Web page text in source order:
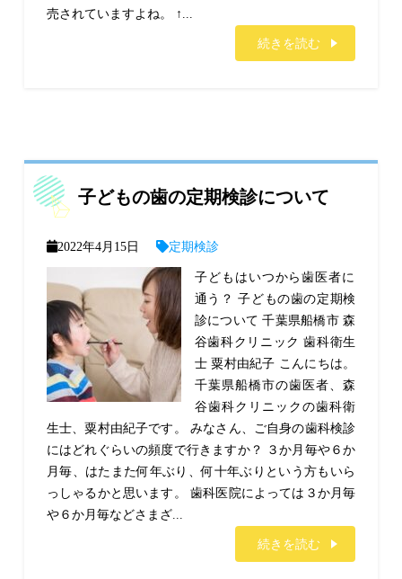
売されていますよね。 ↑...
続きを読む
子どもの歯の定期検診について
2022年4月15日 定期検診
子どもはいつから歯医者に
通う？ 子どもの歯の定期検
診について 千葉県船橋市 森
谷歯科クリニック 歯科衛生
士 粟村由紀子 こんにちは。
千葉県船橋市の歯医者、森
谷歯科クリニックの歯科衛
生士、粟村由紀子です。 みなさん、ご自身の歯科検診
にはどれぐらいの頻度で行きますか？ ３か月毎や６か
月毎、はたまた何年ぶり、何十年ぶりという方もいら
っしゃるかと思います。 歯科医院によっては３か月毎
や６か月毎などさまざ...
続きを読む